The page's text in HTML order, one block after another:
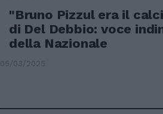
"Bruno Pizzul era il
di Del Debbio: voce
della Nazionale
05/03/2025